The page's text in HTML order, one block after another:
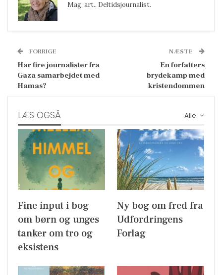
Mag. art.. Deltidsjournalist.
FORRIGE
Har fire journalister fra
Gaza samarbejdet med
Hamas?
NÆSTE
En forfatters
brydekamp med
kristendommen
Alle
LÆS OGSÅ
Fine input i bog
om børn og unges
tanker om tro og
eksistens
Ny bog om fred fra
Udfordringens
Forlag